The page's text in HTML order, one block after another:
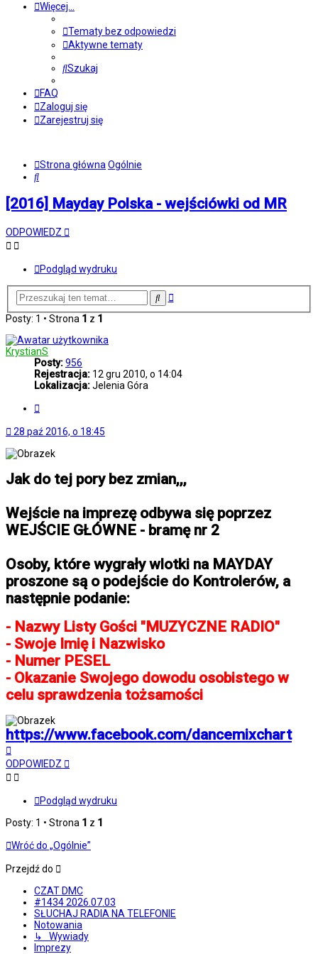
Więcej…
Tematy bez odpowiedzi
Aktywne tematy
Szukaj
FAQ
Zaloguj się
Zarejestruj się
Strona główna Ogólnie
Szukaj
[2016] Mayday Polska - wejściówki od MR
ODPOWIEDZ
Podgląd wydruku
SzukajWyszukiwanie
Posty: 1 • Strona 1 z 1
KrystianS
Posty:956
Rejestracja: 12 gru 2010, o 14:04
Lokalizacja:Jelenia Góra
28 paź 2016, o 18:45
Jak do tej pory bez zmian,,,
Wejście na imprezę odbywa się poprzez
WEJŚCIE GŁÓWNE - bramę nr 2
Osoby, które wygrały wlotki na MAYDAY
proszone są o podejście do Kontrolerów, a
następnie podanie:
- Nazwy Listy Gości "MUZYCZNE RADIO"
- Swoje Imię i Nazwisko
- Numer PESEL
- Okazanie Swojego dowodu osobistego w
celu sprawdzenia tożsamości
https://www.facebook.com/dancemixchart
górę
ODPOWIEDZ
Podgląd wydruku
Posty: 1 • Strona 1 z 1
Wróć do „Ogólnie”
Przejdź do
CZAT DMC
#1434 2026.07.03
SŁUCHAJ RADIA NA TELEFONIE
Notowania
↳ Wywiady
Imprezy